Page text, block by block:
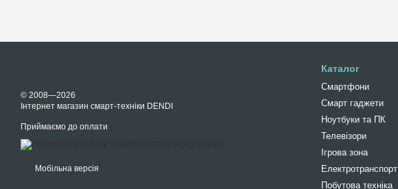
© 2008—2026
Інтернет магазин смарт-техніки DENDI
Приймаємо до оплати
Мобільна версія
Каталог
Смартфони
Смарт гаджети
Ноутбуки та ПК
Телевізори
Ігрова зона
Електротранспорт
Побутова техніка